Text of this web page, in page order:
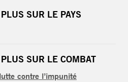
SUR LE PAYS
SUR LE COMBAT
contre l’impunité